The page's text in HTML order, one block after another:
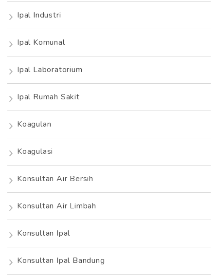
Ipal Industri
Ipal Komunal
Ipal Laboratorium
Ipal Rumah Sakit
Koagulan
Koagulasi
Konsultan Air Bersih
Konsultan Air Limbah
Konsultan Ipal
Konsultan Ipal Bandung